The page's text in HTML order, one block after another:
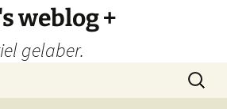
weblog +
gelaber.
Suchen
nach: